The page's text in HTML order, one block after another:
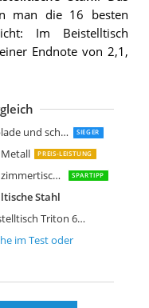
man die 16 besten
Im Beistelltisch
Endnote von 2,1,
Rivet runder Beistelltisch mit Schublade und schwarzem Metallgestell SIEGER
Metall PREIS-LEISTUNG
Relaxdays Beistelltisch 2er Set Wohnzimmertische aus Holz SPARTIPP
Stahl
DuNord Design Couchtisch Beistelltisch Triton 60cm
braun Beistelltisch Retro
Runde Couchtische im
Couchtisch Wire Black
Couchtische 2er Set
Marke
Marke
Beistelltisch Metall
Plain Beistelltisch Weiß
Tische Metalldöschen
Frost Beistelltisch
im Test oder